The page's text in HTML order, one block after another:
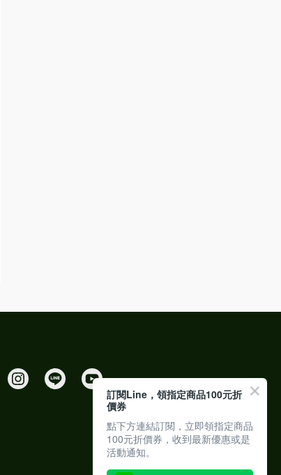
訂閱Line，領指定商品100元折
價券
點下方連結訂閱，立即領指定商品
100元折價券，收到最新優惠或是
活動通知。